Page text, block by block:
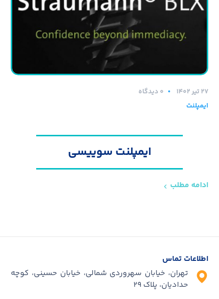
۲۷ تیر ۱۴۰۲
0 دیدگاه
ایمپلنت
ایمپلنت سوییسی
ادامه مطلب
اطلاعات تماس
تهران، خیابان سهروردی شمالی، خیابان حسینی، کوچه
حدادیان، پلاک ۲۹